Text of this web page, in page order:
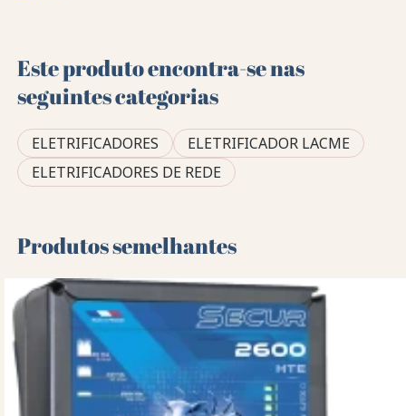
Este produto encontra-se nas
seguintes categorias
ELETRIFICADORES
ELETRIFICADOR LACME
ELETRIFICADORES DE REDE
Produtos semelhantes